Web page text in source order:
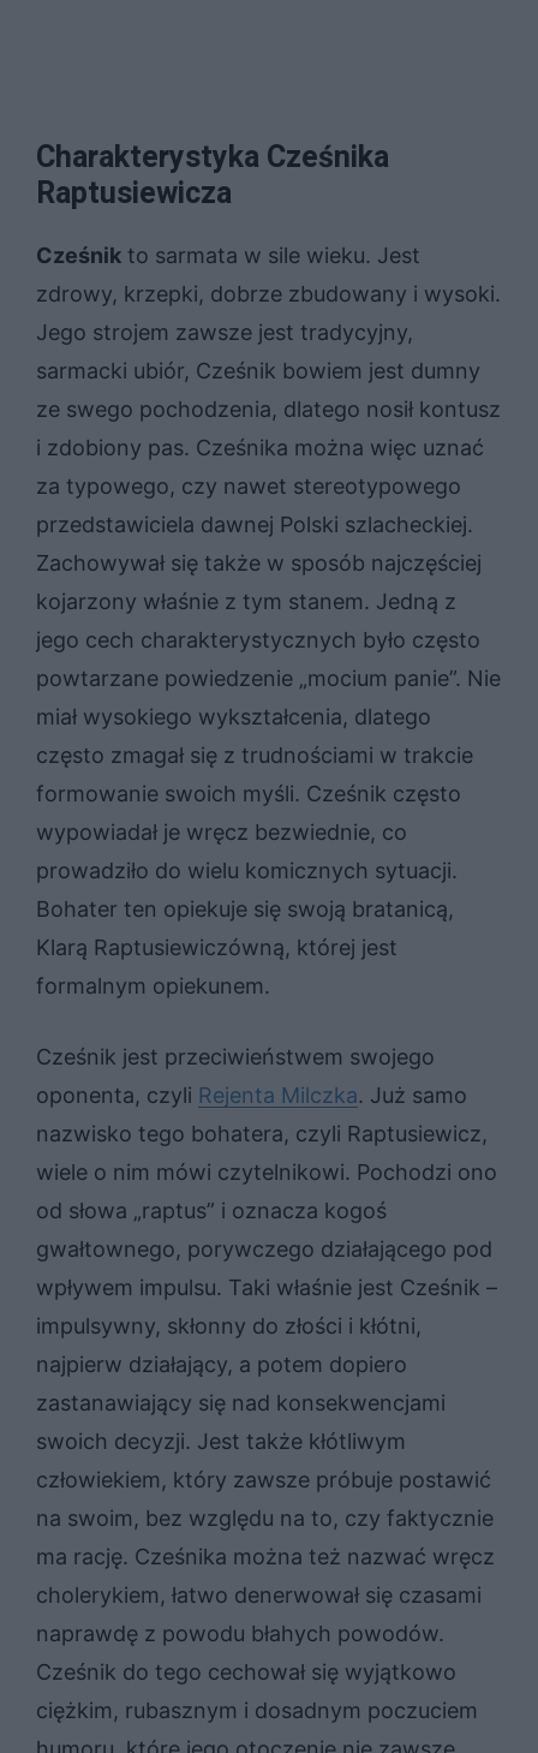
Charakterystyka Cześnika
Raptusiewicza
Cześnik to sarmata w sile wieku. Jest
zdrowy, krzepki, dobrze zbudowany i wysoki.
Jego strojem zawsze jest tradycyjny,
sarmacki ubiór, Cześnik bowiem jest dumny
ze swego pochodzenia, dlatego nosił kontusz
i zdobiony pas. Cześnika można więc uznać
za typowego, czy nawet stereotypowego
przedstawiciela dawnej Polski szlacheckiej.
Zachowywał się także w sposób najczęściej
kojarzony właśnie z tym stanem. Jedną z
jego cech charakterystycznych było często
powtarzane powiedzenie „mocium panie”. Nie
miał wysokiego wykształcenia, dlatego
często zmagał się z trudnościami w trakcie
formowanie swoich myśli. Cześnik często
wypowiadał je wręcz bezwiednie, co
prowadziło do wielu komicznych sytuacji.
Bohater ten opiekuje się swoją bratanicą,
Klarą Raptusiewiczówną, której jest
formalnym opiekunem.
Cześnik jest przeciwieństwem swojego
oponenta, czyli Rejenta Milczka. Już samo
nazwisko tego bohatera, czyli Raptusiewicz,
wiele o nim mówi czytelnikowi. Pochodzi ono
od słowa „raptus” i oznacza kogoś
gwałtownego, porywczego działającego pod
wpływem impulsu. Taki właśnie jest Cześnik –
impulsywny, skłonny do złości i kłótni,
najpierw działający, a potem dopiero
zastanawiający się nad konsekwencjami
swoich decyzji. Jest także kłótliwym
człowiekiem, który zawsze próbuje postawić
na swoim, bez względu na to, czy faktycznie
ma rację. Cześnika można też nazwać wręcz
cholerykiem, łatwo denerwował się czasami
naprawdę z powodu błahych powodów.
Cześnik do tego cechował się wyjątkowo
ciężkim, rubasznym i dosadnym poczuciem